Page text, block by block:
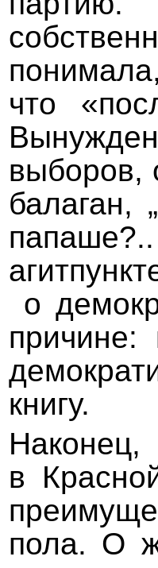
что
выборов,
балаган,
о
книгу.
в
пола. О